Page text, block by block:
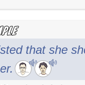
that she